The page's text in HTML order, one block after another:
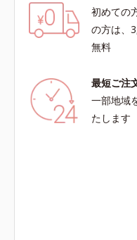
初めての
の方は、
無料
最短ご注
一部地域
たします